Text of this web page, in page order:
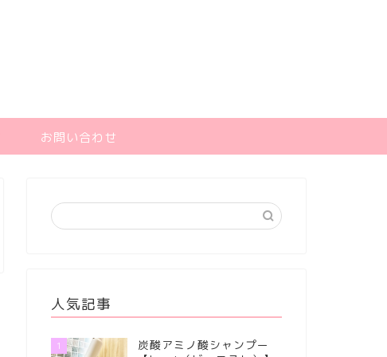
お問い合わせ
人気記事
1
炭酸アミノ酸シャンプー